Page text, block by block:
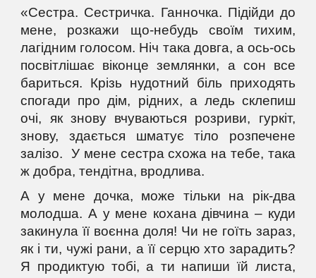
«Сестра. Сестричка. Ганночка. Підійди до
мене, розкажи що-небудь своїм тихим,
лагідним голосом. Ніч така довга, а ось-ось
посвітлішає віконце землянки, а сон все
бариться. Крізь нудотний біль приходять
спогади про дім, рідних, а ледь склепиш
очі, як знову вчуваються розриви, гуркіт,
знову, здається шматує тіло розпечене
залізо. У мене сестра схожа на тебе, така
ж добра, тендітна, вродлива.
А у мене дочка, може тільки на рік-два
молодша. А у мене кохана дівчина – куди
закинула її воєнна доля! Чи не гоїть зараз,
як і ти, чужі рани, а її серцю хто зарадить?
Я продиктую тобі, а ти напиши їй листа,